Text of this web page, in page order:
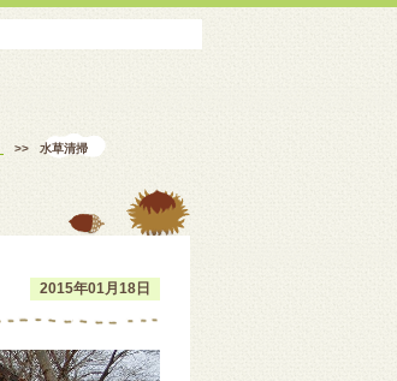
>> 水草清掃
2015年01月18日